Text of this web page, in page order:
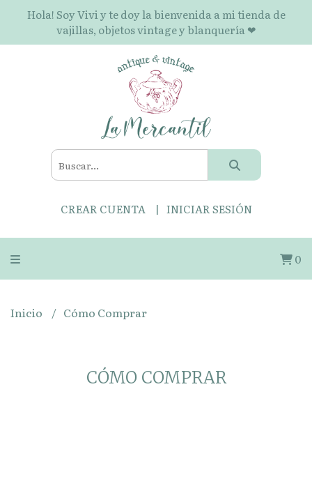
Hola! Soy Vivi y te doy la bienvenida a mi tienda de
vajillas, objetos vintage y blanquería ❤
CREAR CUENTA INICIAR SESIÓN
0
Inicio Cómo Comprar
CÓMO COMPRAR